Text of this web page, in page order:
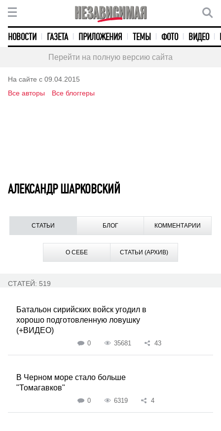
НОВОСТИ ГАЗЕТА ПРИЛОЖЕНИЯ ТЕМЫ ФОТО ВИДЕО
Перейти на полную версию сайта
На сайте с 09.04.2015
Все авторы
Все блоггеры
АЛЕКСАНДР ШАРКОВСКИЙ
СТАТЬИ БЛОГ КОММЕНТАРИИ
О СЕБЕ СТАТЬИ (АРХИВ)
СТАТЕЙ: 519
Батальон сирийских войск угодил в
хорошо подготовленную ловушку
(+ВИДЕО)
0 35681 43
В Черном море стало больше
"Томагавков"
0 6319 4